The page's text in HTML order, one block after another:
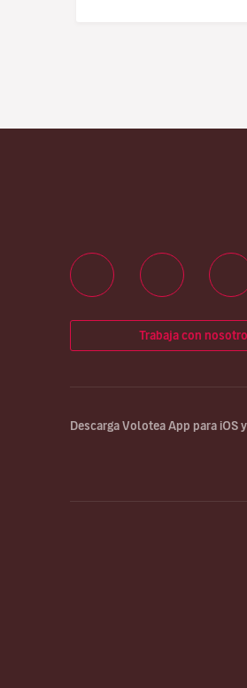
Trabaja con
Descarga Volotea App para iOS